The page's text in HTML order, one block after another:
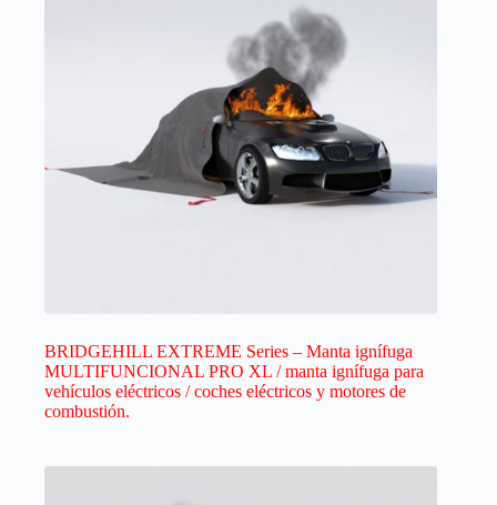
BRIDGEHILL EXTREME Series – Manta ignífuga
MULTIFUNCIONAL PRO XL / manta ignífuga para
vehículos eléctricos / coches eléctricos y motores de
combustión.